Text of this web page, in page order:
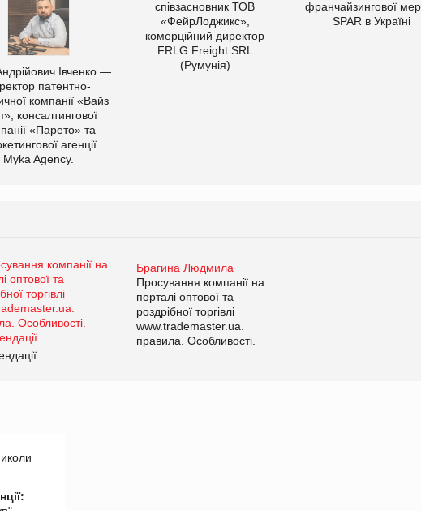
Івченко —
патентно-
компанії «Вайз
консалтингової
«Парето» та
агенції
Myka Agency.
співзасновник ТОВ
«ФейрЛоджикс»,
комерційний директор
FRLG Freight SRL
(Румунія)
франчайзингової
SPAR в Україні
Брагина Людмила
Просування компанії на
порталі оптової та
роздрібної торгівлі
www.trademaster.ua.
правила. Особливості.